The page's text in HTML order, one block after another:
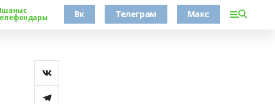
Вк Телеграм Макс